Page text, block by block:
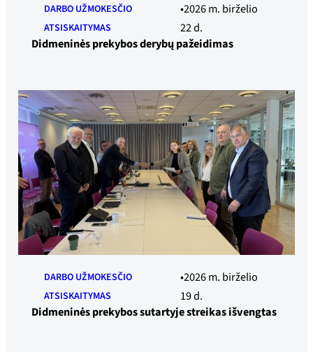
DARBO UŽMOKESČIO
ATSISKAITYMAS
2026 m. birželio
22 d.
Didmeninės prekybos derybų pažeidimas
DARBO UŽMOKESČIO
ATSISKAITYMAS
2026 m. birželio
19 d.
Didmeninės prekybos sutartyje streikas išvengtas